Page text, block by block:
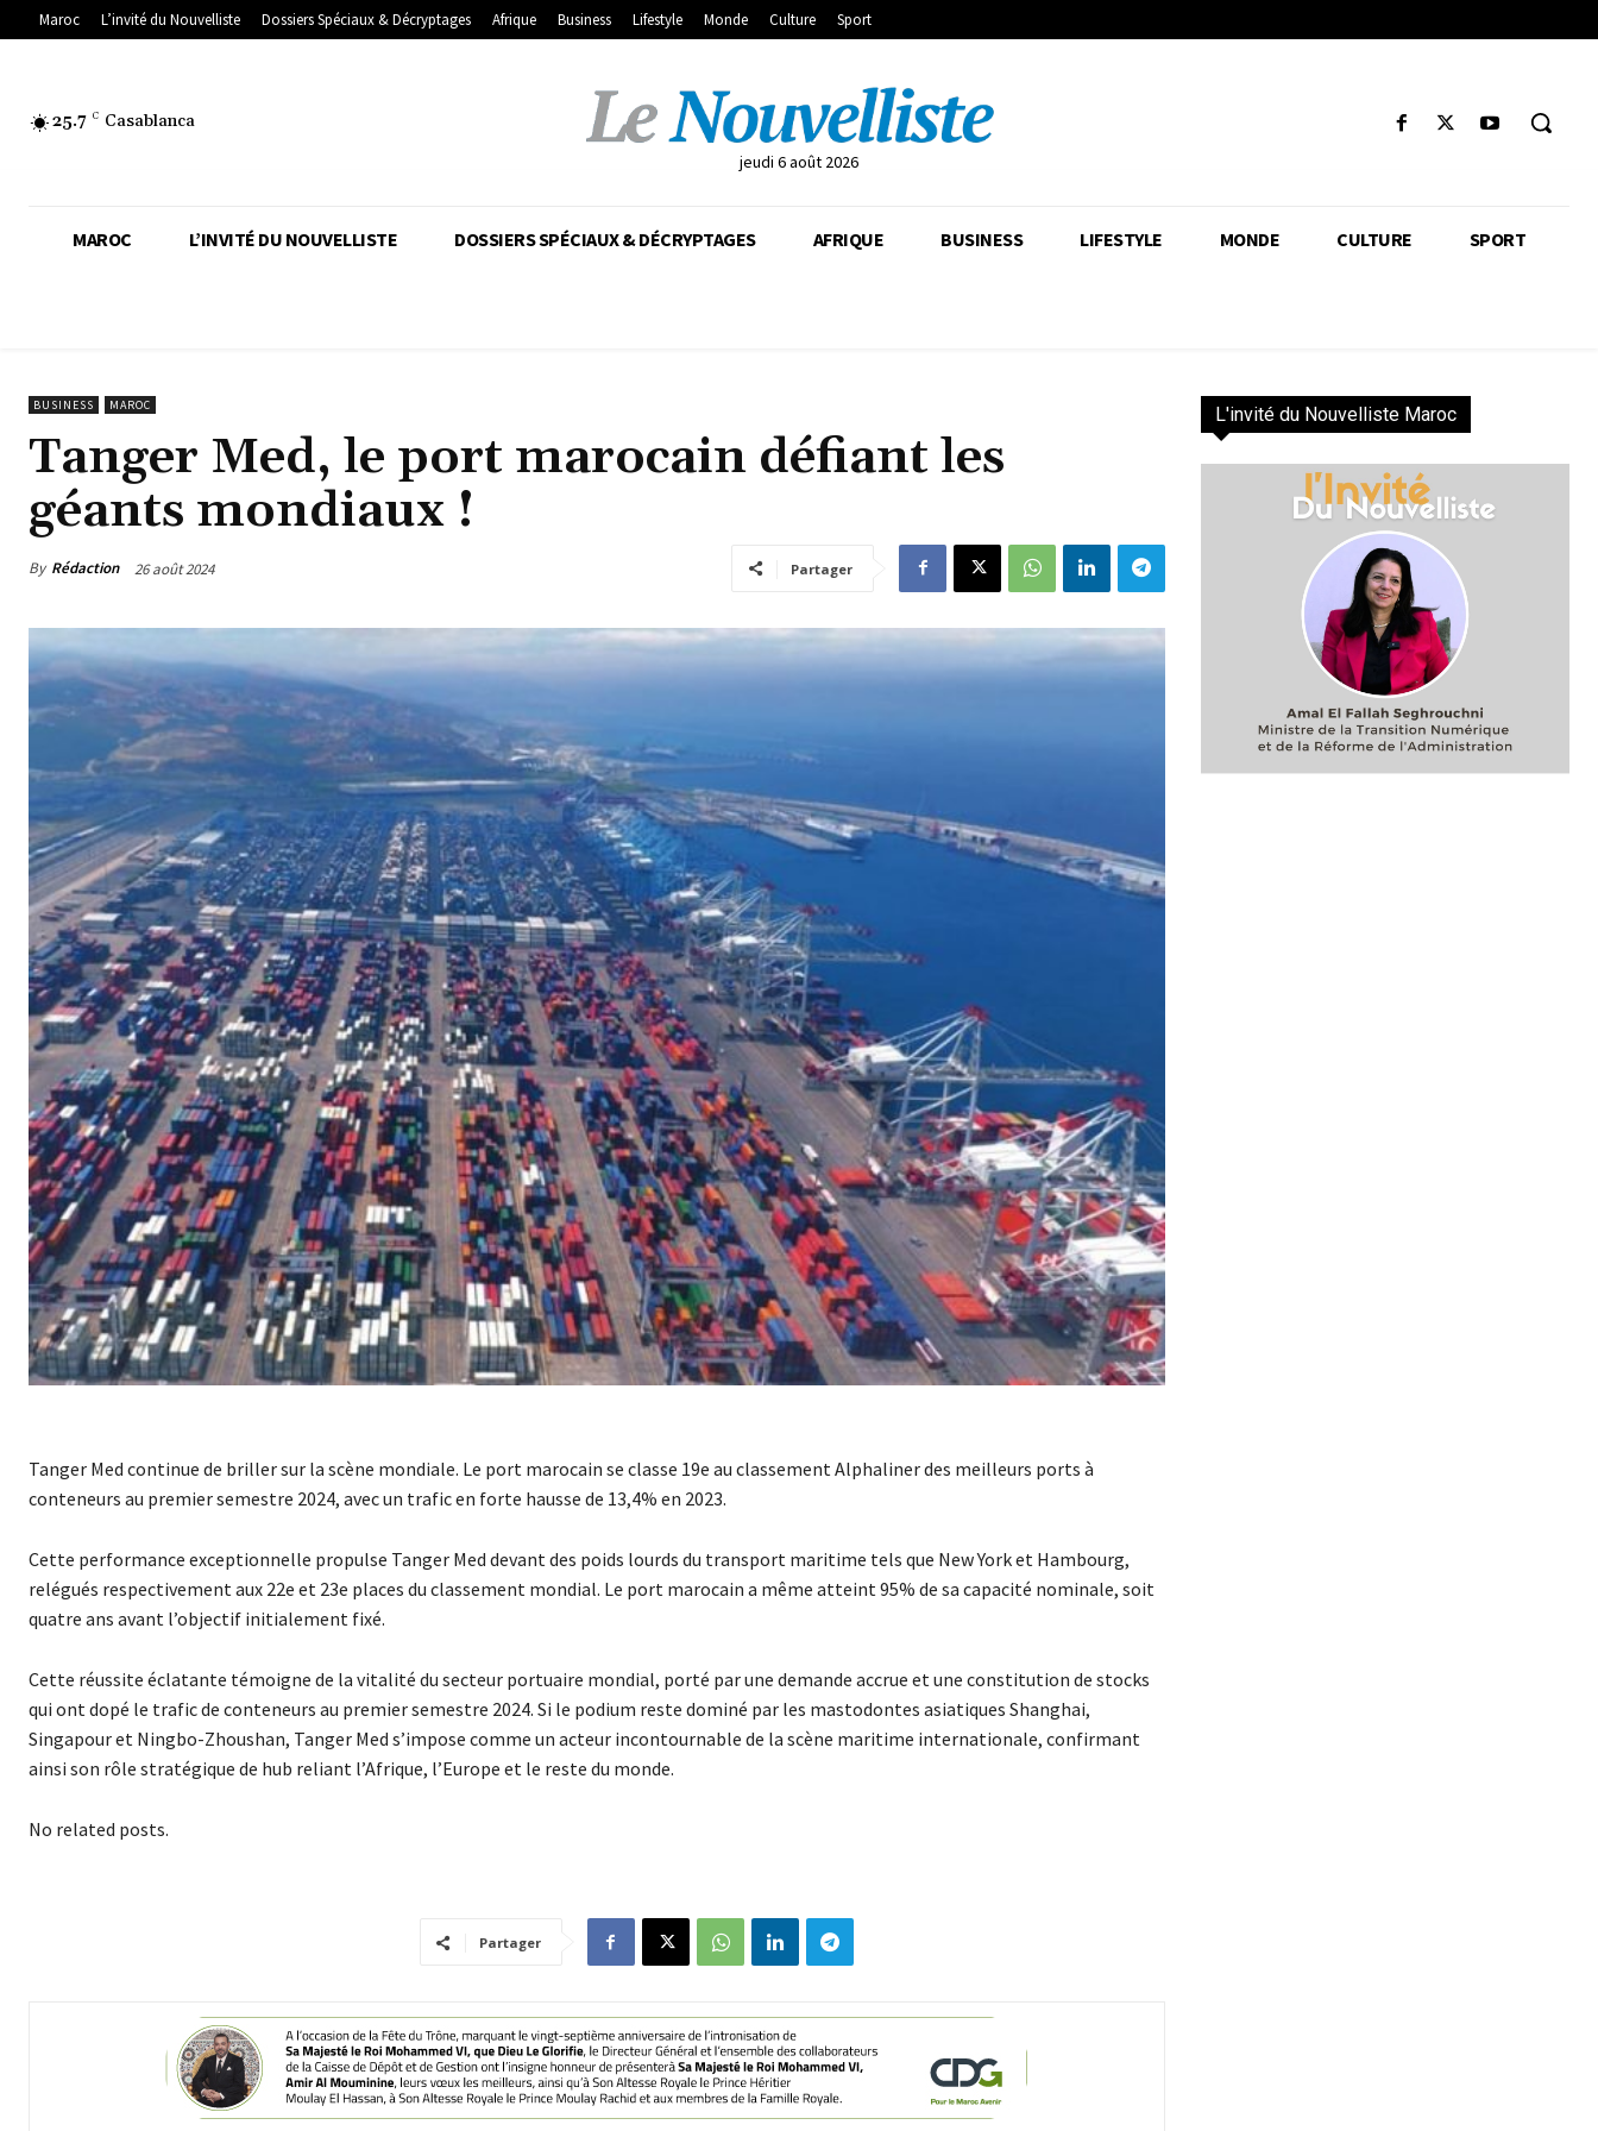
Maroc L’invité du Nouvelliste Dossiers Spéciaux & Décryptages Afrique Business Lifestyle Monde Culture Sport
25.7 C Casablanca
jeudi 6 août 2026
MAROC L’INVITÉ DU NOUVELLISTE DOSSIERS SPÉCIAUX & DÉCRYPTAGES AFRIQUE BUSINESS LIFESTYLE MONDE CULTURE SPORT
BUSINESS MAROC
Tanger Med, le port marocain défiant les
géants mondiaux !
By Rédaction 26 août 2024 Partager
Tanger Med continue de briller sur la scène mondiale. Le port marocain se classe 19e au classement Alphaliner des meilleurs ports à
conteneurs au premier semestre 2024, avec un trafic en forte hausse de 13,4% en 2023.
Cette performance exceptionnelle propulse Tanger Med devant des poids lourds du transport maritime tels que New York et Hambourg,
relégués respectivement aux 22e et 23e places du classement mondial. Le port marocain a même atteint 95% de sa capacité nominale, soit
quatre ans avant l’objectif initialement fixé.
Cette réussite éclatante témoigne de la vitalité du secteur portuaire mondial, porté par une demande accrue et une constitution de stocks
qui ont dopé le trafic de conteneurs au premier semestre 2024. Si le podium reste dominé par les mastodontes asiatiques Shanghai,
Singapour et Ningbo-Zhoushan, Tanger Med s’impose comme un acteur incontournable de la scène maritime internationale, confirmant
ainsi son rôle stratégique de hub reliant l’Afrique, l’Europe et le reste du monde.
No related posts.
Partager
L'invité du Nouvelliste Maroc